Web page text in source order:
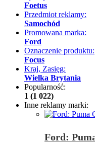
Foetus
Przedmiot reklamy:
Samochód
Promowana marka:
Ford
Oznaczenie produktu:
Focus
Kraj, Zasięg:
Wielka Brytania
Popularność:
1 (1 022)
Inne reklamy marki:
Ford: